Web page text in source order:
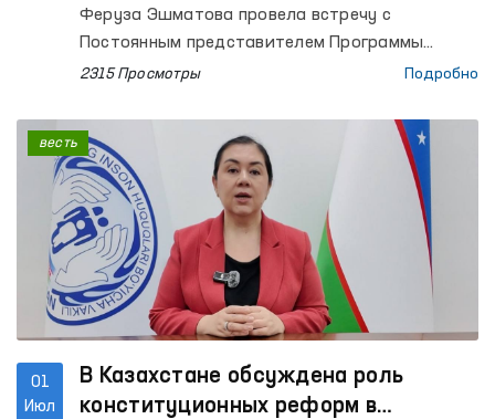
Феруза Эшматова провела встречу с
Постоянным представителем Программы
развития ООН (ПРООН) в Узбекистане Акико
2315 Просмотры Подробно
01
Июл
В Казахстане обсуждена роль
конституционных реформ в
весть